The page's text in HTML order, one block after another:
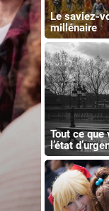
Le saviez-
millénaire
Tout ce
l’état